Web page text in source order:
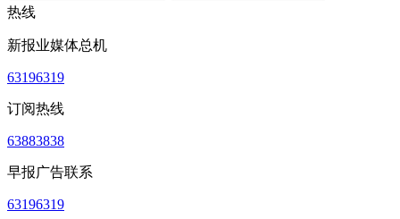
热线
新报业媒体总机
63196319
订阅热线
63883838
早报广告联系
63196319